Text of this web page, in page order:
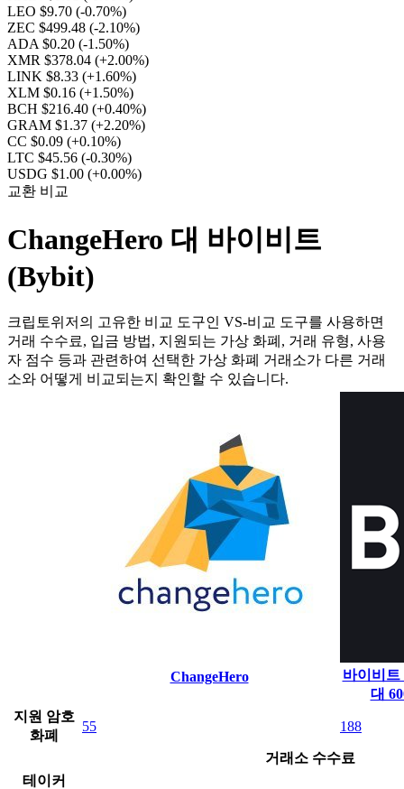
LEO $9.70 (-0.70%)
ZEC $499.48 (-2.10%)
ADA $0.20 (-1.50%)
XMR $378.04 (+2.00%)
LINK $8.33 (+1.60%)
XLM $0.16 (+1.50%)
BCH $216.40 (+0.40%)
GRAM $1.37 (+2.20%)
CC $0.09 (+0.10%)
LTC $45.56 (-0.30%)
USDG $1.00 (+0.00%)
교환 비교
ChangeHero 대 바이비트
(Bybit)
크립토위저의 고유한 비교 도구인 VS-비교 도구를 사용하면
거래 수수료, 입금 방법, 지원되는 가상 화폐, 거래 유형, 사용
자 점수 등과 관련하여 선택한 가상 화폐 거래소가 다른 거래
소와 어떻게 비교되는지 확인할 수 있습니다.
ChangeHero
바이비트
대
지원 암호
화폐
55 188
거래소 수수료
테이커